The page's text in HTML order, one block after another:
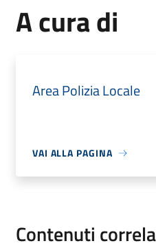
A cura di
Area Polizia Locale
VAI ALLA PAGINA
Contenuti